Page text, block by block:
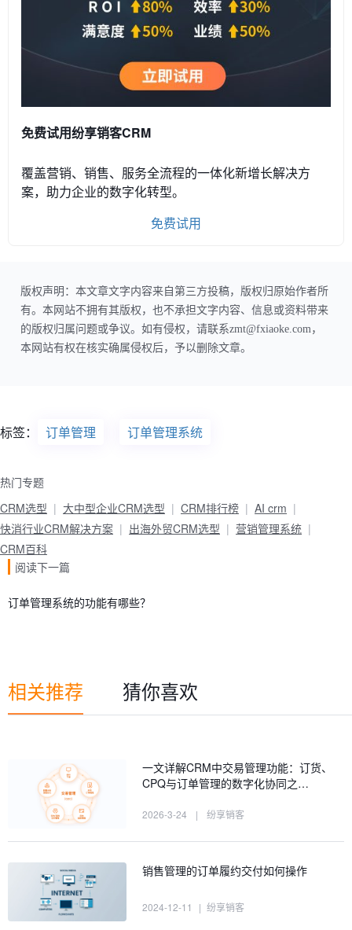
免费试用纷享销客CRM
覆盖营销、销售、服务全流程的一体化新增长解决方
案，助力企业的数字化转型。
免费试用
版权声明：本文章文字内容来自第三方投稿，版权归原始作者所
有。本网站不拥有其版权，也不承担文字内容、信息或资料带来
的版权归属问题或争议。如有侵权，请联系zmt@fxiaoke.com，
本网站有权在核实确属侵权后，予以删除文章。
标签： 订单管理 订单管理系统
热门专题
CRM选型
大中型企业CRM选型 CRM排行榜
AI crm
快消行业CRM解决方案
出海外贸CRM选型
营销管理系统
CRM百科
阅读下一篇
订单管理系统的功能有哪些？
相关推荐 猜你喜欢
一文详解CRM中交易管理功能：订货、
CPQ与订单管理的数字化协同之…
2026-3-24 | 纷享销客
销售管理的订单履约交付如何操作
2024-12-11 | 纷享销客